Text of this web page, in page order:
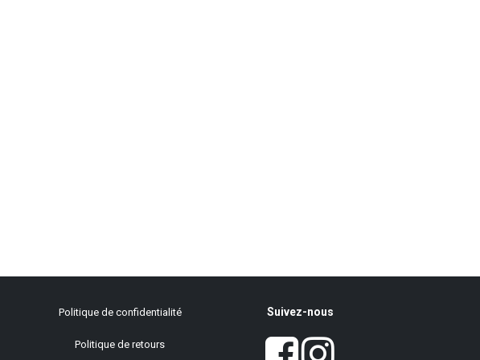
Politique de confidentialité
Politique de retours
Suivez-nous